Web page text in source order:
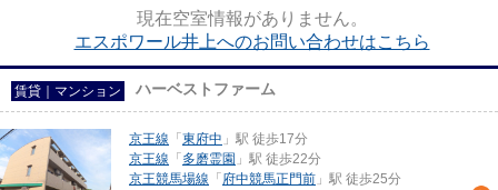
現在空室情報がありません。
エスポワール井上へのお問い合わせはこちら
賃貸｜マンション ハーベストファーム
京王線 「 東府中 」駅 徒歩17分
京王線 「 多磨霊園 」駅 徒歩22分
京王競馬場線 「 府中競馬正門前 」駅 徒歩25分